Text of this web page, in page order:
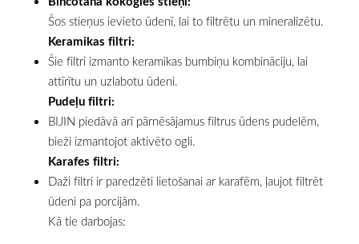
Šos stieņus ievieto ūdenī, lai to filtrētu un mineralizētu.
Keramikas filtri:
Šie filtri izmanto keramikas bumbiņu kombināciju, lai
attīrītu un uzlabotu ūdeni.
Pudeļu filtri:
BIJIN piedāvā arī pārnēsājamus filtrus ūdens pudelēm,
bieži izmantojot aktivēto ogli.
Karafes filtri:
Daži filtri ir paredzēti lietošanai ar karafēm, ļaujot filtrēt
ūdeni pa porcijām.
Kā tie darbojas: